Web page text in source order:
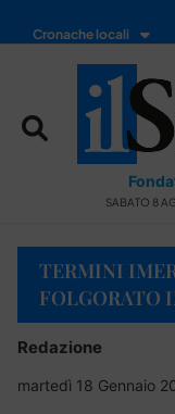
Cronache locali
SABATO 8
TERMINI
FOLGORATO
Redazione
martedì 18 Gennaio